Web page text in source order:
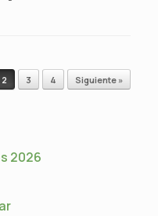
2 3 4 Siguiente »
2026